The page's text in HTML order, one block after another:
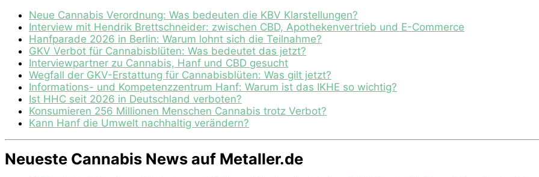
Neue Cannabis Verordnung: Was bedeuten die KBV Klarstellungen?
Interview mit Hendrik Brettschneider: zwischen CBD, Apothekenvertrieb und E-Commerce
Hanfparade 2026 in Berlin: Warum lohnt sich die Teilnahme?
GKV Verbot für Cannabisblüten: Was bedeutet das jetzt?
Interviewpartner zu Cannabis, Hanf und CBD gesucht
Wegfall der GKV-Erstattung für Cannabisblüten: Was gilt jetzt?
Informations- und Kompetenzzentrum Hanf: Warum ist das IKHE so wichtig?
Ist HHC seit 2026 in Deutschland verboten?
Konsumieren 256 Millionen Menschen Cannabis trotz Verbot?
Kann Hanf die Umwelt nachhaltig verändern?
Neueste Cannabis News auf Metaller.de